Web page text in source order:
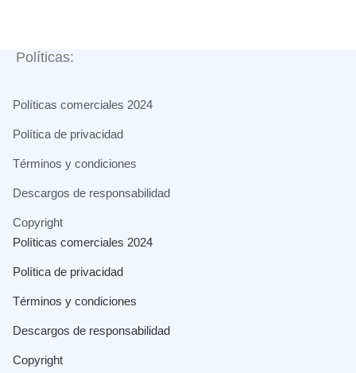
Políticas:
Políticas comerciales 2024
Política de privacidad
Términos y condiciones
Descargos de responsabilidad
Copyright
Políticas comerciales 2024
Política de privacidad
Términos y condiciones
Descargos de responsabilidad
Copyright